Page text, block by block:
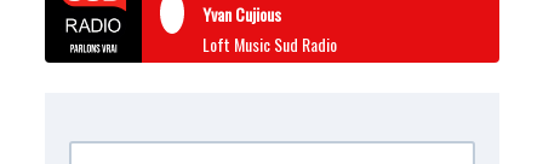
Yvan Cujious
Loft Music Sud Radio